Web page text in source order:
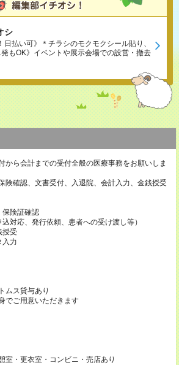
シ
日払い可》＊チラシのモクモクシール貼り、
発もOK》イベントや展示会場での設営・撤去
から会計までの受付全般の医療事務をお願いしま
険確認、文書受付、入退院、会計入力、金銭授受
保険証確認
対応、発行依頼、患者への受け渡し等）
授受
入力
ムス貸与あり
でご用意いただきます
室・更衣室・コンビニ・売店あり